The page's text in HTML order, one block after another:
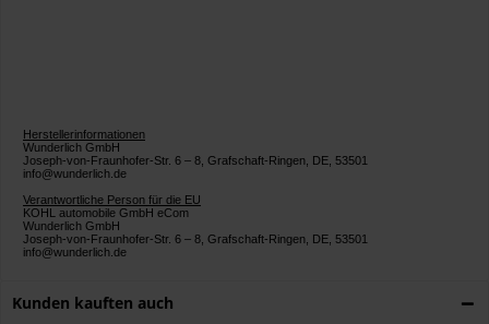
Herstellerinformationen
Wunderlich GmbH
Joseph-von-Fraunhofer-Str. 6 – 8, Grafschaft-Ringen, DE, 53501
info@wunderlich.de
Verantwortliche Person für die EU
KOHL automobile GmbH eCom
Wunderlich GmbH
Joseph-von-Fraunhofer-Str. 6 – 8, Grafschaft-Ringen, DE, 53501
info@wunderlich.de
Kunden kauften auch